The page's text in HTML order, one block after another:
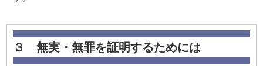
３ 無実・無罪を証明するためには